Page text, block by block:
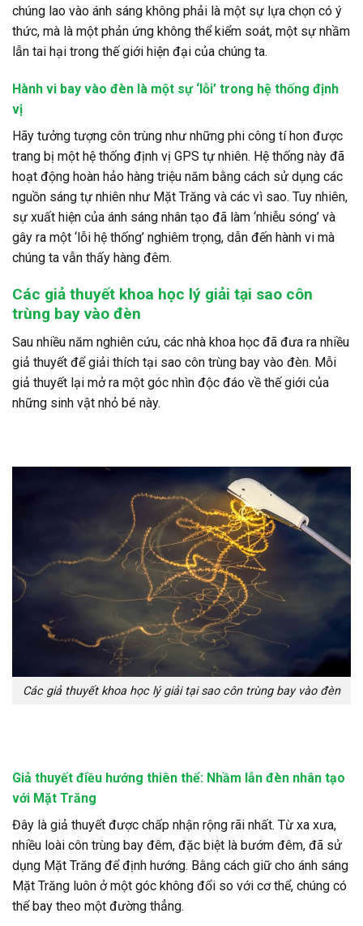
chúng lao vào ánh sáng không phải là một sự lựa chọn có ý
thức, mà là một phản ứng không thể kiểm soát, một sự nhầm
lẫn tai hại trong thế giới hiện đại của chúng ta.
Hành vi bay vào đèn là một sự ‘lỗi’ trong hệ thống định
vị
Hãy tưởng tượng côn trùng như những phi công tí hon được
trang bị một hệ thống định vị GPS tự nhiên. Hệ thống này đã
hoạt động hoàn hảo hàng triệu năm bằng cách sử dụng các
nguồn sáng tự nhiên như Mặt Trăng và các vì sao. Tuy nhiên,
sự xuất hiện của ánh sáng nhân tạo đã làm ‘nhiễu sóng’ và
gây ra một ‘lỗi hệ thống’ nghiêm trọng, dẫn đến hành vi mà
chúng ta vẫn thấy hàng đêm.
Các giả thuyết khoa học lý giải tại sao côn
trùng bay vào đèn
Sau nhiều năm nghiên cứu, các nhà khoa học đã đưa ra nhiều
giả thuyết để giải thích tại sao côn trùng bay vào đèn. Mỗi
giả thuyết lại mở ra một góc nhìn độc đáo về thế giới của
những sinh vật nhỏ bé này.
Các giả thuyết khoa học lý giải tại sao côn trùng bay vào đèn
Giả thuyết điều hướng thiên thể: Nhầm lẫn đèn nhân tạo
với Mặt Trăng
Đây là giả thuyết được chấp nhận rộng rãi nhất. Từ xa xưa,
nhiều loài côn trùng bay đêm, đặc biệt là bướm đêm, đã sử
dụng Mặt Trăng để định hướng. Bằng cách giữ cho ánh sáng
Mặt Trăng luôn ở một góc không đổi so với cơ thể, chúng có
thể bay theo một đường thẳng.